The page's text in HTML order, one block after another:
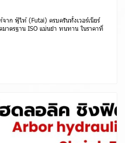
าก ฟู้ไท้ (Futai) ครบครันทั้งเวอร์เนียร์
มาตรฐาน ISO แม่นยำ ทนทาน ในราคาที่